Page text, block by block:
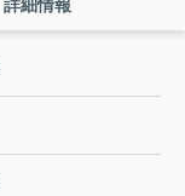
詳細情報